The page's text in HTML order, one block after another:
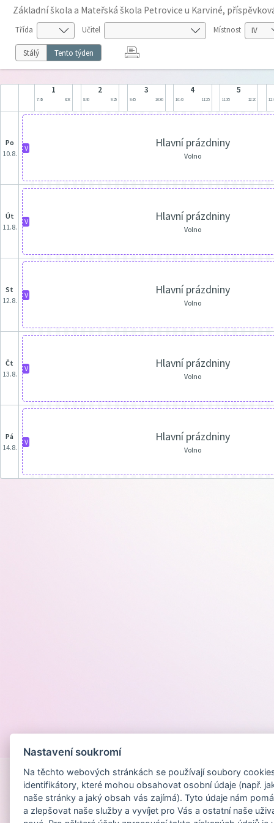
Základní škola a Mateřská škola Petrovice u Karviné,
Třída Učitel Místnost
Stálý Tento týden
1
7:45 8:30
2
8:40 9:25
3
9:45 10:30
4
10:40 11:25
5
11:35 12:20
po
10.8.
V Hlavní prázdniny
Volno
út
11.8.
V Hlavní prázdniny
Volno
st
12.8.
V Hlavní prázdniny
Volno
čt
13.8.
V Hlavní prázdniny
Volno
pá
14.8.
V Hlavní prázdniny
Volno
Nastavení soukromí
Na těchto webových stránkách se používají soubory
identifikátory, které mohou obsahovat osobní údaje (např.
naše stránky a jaký obsah vás zajímá). Tyto údaje nám
a zlepšovat naše služby a vyvíjet pro Vás a ostatní naše